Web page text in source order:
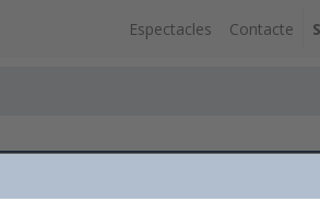
Espectacles Contacte